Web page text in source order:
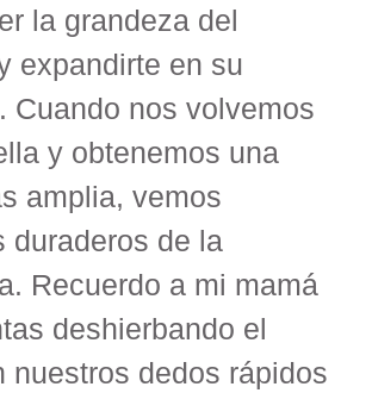
la grandeza del
expandirte en su
Cuando nos volvemos
y obtenemos una
amplia, vemos
duraderos de la
Recuerdo a mi mamá
deshierbando el
nuestros dedos rápidos